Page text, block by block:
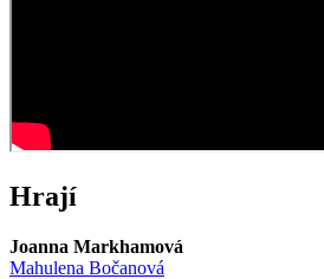
Hrají
Joanna Markhamová
Mahulena Bočanová